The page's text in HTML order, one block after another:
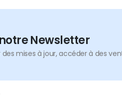
Newsletter
mises à jour, accéder à des